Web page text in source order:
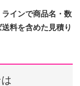
インで商品名・数
料を含めた見積り